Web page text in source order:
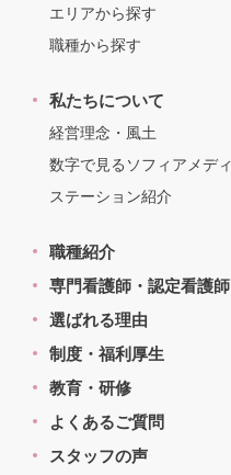
エリアから探す
職種から探す
私たちについて
経営理念・風土
数字で見るソフィアメディ
ステーション紹介
職種紹介
専門看護師・認定看護師
選ばれる理由
制度・福利厚生
教育・研修
よくあるご質問
スタッフの声